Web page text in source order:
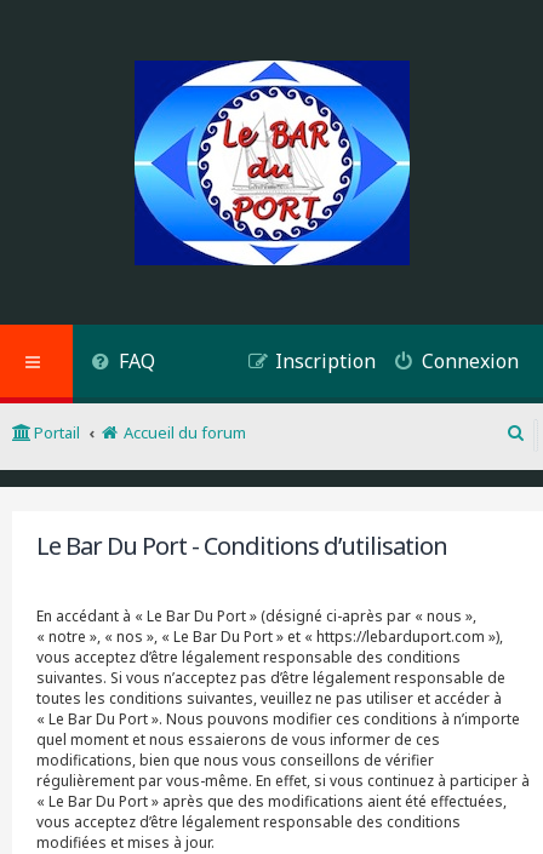
FAQ Connexion
Inscription
Portail
Accueil du forum
e
Le Bar Du Port - Conditions d’utilisation
En accédant à « Le Bar Du Port » (désigné ci-après par « nous »,
« notre », « nos », « Le Bar Du Port » et « https://lebarduport.com »),
vous acceptez d’être légalement responsable des conditions
suivantes. Si vous n’acceptez pas d’être légalement responsable de
toutes les conditions suivantes, veuillez ne pas utiliser et accéder à
« Le Bar Du Port ». Nous pouvons modifier ces conditions à n’importe
quel moment et nous essaierons de vous informer de ces
modifications, bien que nous vous conseillons de vérifier
régulièrement par vous-même. En effet, si vous continuez à participer à
« Le Bar Du Port » après que des modifications aient été effectuées,
vous acceptez d’être légalement responsable des conditions
modifiées et mises à jour.